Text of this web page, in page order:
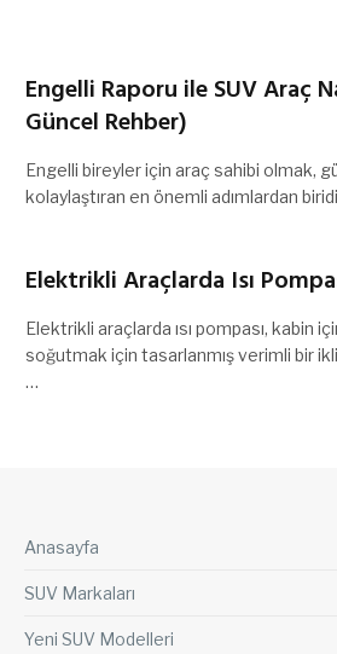
Engelli Raporu ile SUV Araç
Güncel Rehber)
Engelli bireyler için araç sahibi olmak,
kolaylaştıran en önemli adımlardan
Elektrikli Araçlarda Isı
Elektrikli araçlarda ısı pompası, kabin
soğutmak için tasarlanmış verimli bir
…
Anasayfa
SUV Markaları
Yeni SUV Modelleri